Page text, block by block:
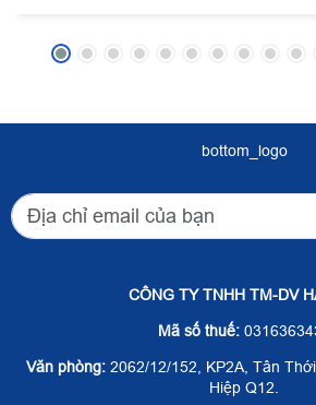
bottom_logo
CÔNG TY TNHH TM-DV
Mã số thuế:
Văn phòng: 2062/12/152, KP2A, Tân
Hiệp Q12.